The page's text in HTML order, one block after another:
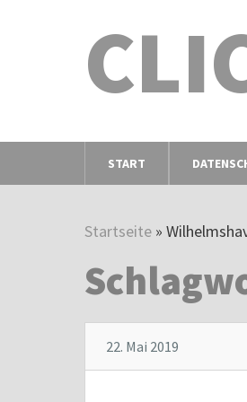
START
Startseite »
22. Mai 2019